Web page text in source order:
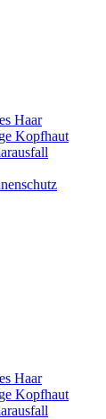
Haar
Kopfhaut
Haar
Kopfhaut